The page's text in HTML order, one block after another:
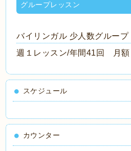
グループレッスン
バイリンガル 少人数グループ
週１レッスン/年間41回 月額
スケジュール
カウンター